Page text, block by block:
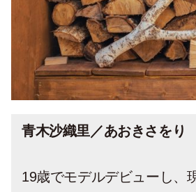
青木沙織里／あおきさをり
19歳でモデルデビューし、